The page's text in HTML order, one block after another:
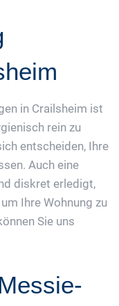
in Crailsheim ist
rein zu
entscheiden, Ihre
Auch eine
diskret erledigt,
Ihre Wohnung zu
Sie uns